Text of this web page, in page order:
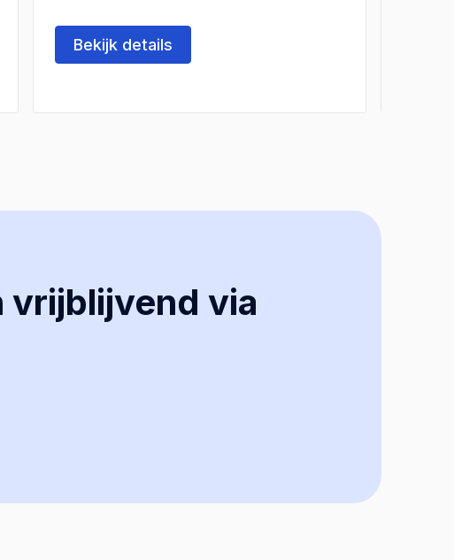
Bekijk details
vrijblijvend via